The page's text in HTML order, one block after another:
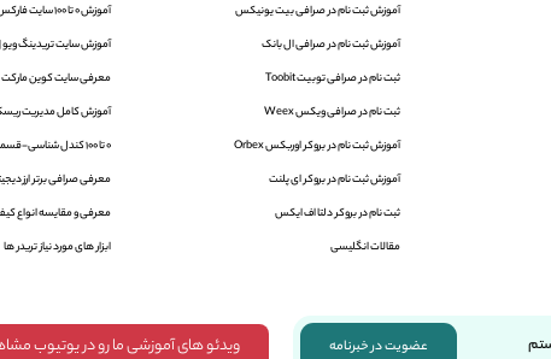
آموزش ثبت نام در صرافی بیت یونیکس
آموزش ثبت نام در صرافی ال بانک
ثبت نام در صرافی توبیت Toobit
ثبت نام در صرافی ویکس Weex
آموزش ثبت نام در بروکر اوربکس Orbex
آموزش ثبت نام در بروکر ای پلنت
ثبت نام در بروکر دلتا اف ایکس
مقالات انگلیسی
آموزش 0 تا 100 سایت فارکس فکتوری
آموزش سایت تریدینگ ویو | TradingView
معرفی سایت کوین
آموزش کامل مدیریت
0 تا 100 کندل شناسی-قسمت اول
معرفی صرافی برتر ارز
معرفی و مقایسه انواع
ابزار های مورد نیاز تریدر ها
عضویت در خبرنامه ویدئو های آموزشی ما رو در یوتیوب